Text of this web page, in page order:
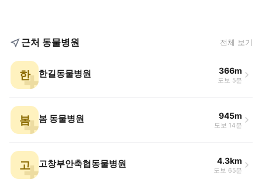
근처 동물병원 전체 보기
한 한길동물병원 366m
도보 5분
봄 봄 동물병원 945m
도보 14분
고 고창부안축협동물병원 4.3km
도보 65분